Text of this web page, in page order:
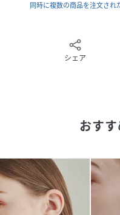
程よいサイズ感とデザイ
わせやすい優秀アイテムで
◆ciite'(シーテ）◆
個性と遊び心を演出する
す。
同時に複数の商品を注文され
シェア
おす